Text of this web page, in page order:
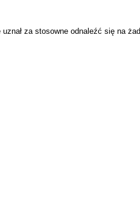
za stosowne odnaleźć się na